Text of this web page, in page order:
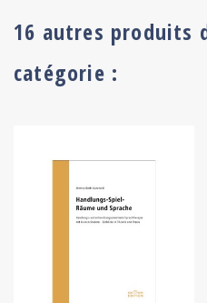
16 autres produits
catégorie :